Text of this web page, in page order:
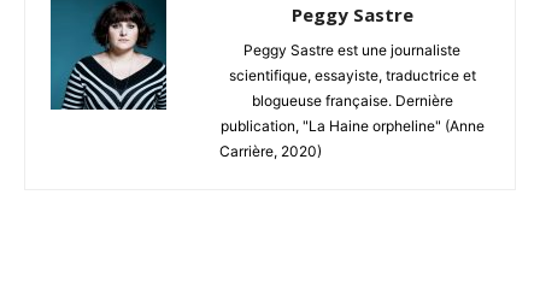
Peggy Sastre
Peggy Sastre est une journaliste
scientifique, essayiste, traductrice et
blogueuse française. Dernière
publication, "La Haine orpheline" (Anne
Carrière, 2020)